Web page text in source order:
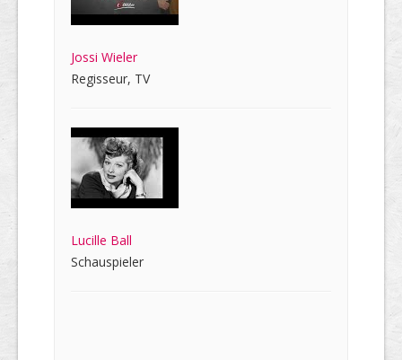
Jossi Wieler
Regisseur, TV
Lucille Ball
Schauspieler